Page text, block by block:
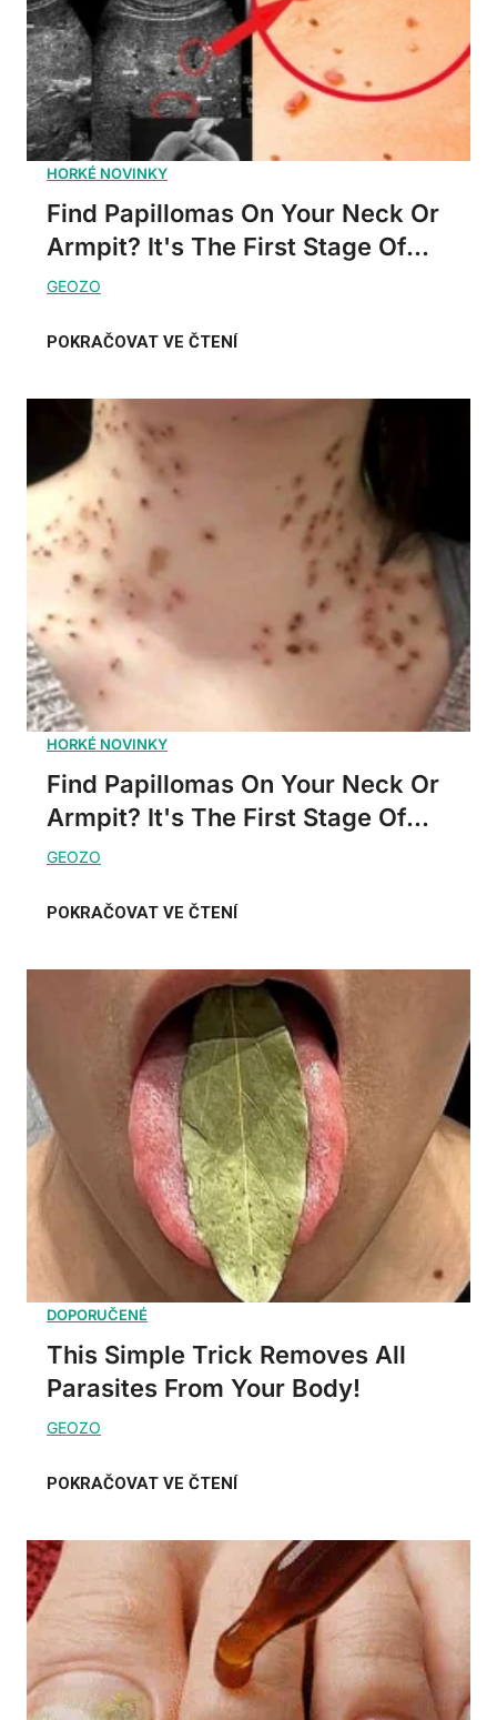
Find Papillomas On Your Neck Or
Armpit? It's The First Stage Of...
Find Papillomas On Your Neck Or
Armpit? It's The First Stage Of...
This Simple Trick Removes All
Parasites From Your Body!